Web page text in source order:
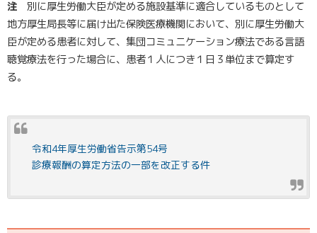
注 別に厚生労働大臣が定める施設基準に適合しているものとして
地方厚生局長等に届け出た保険医療機関において、別に厚生労働大
臣が定める患者に対して、集団コミュニケーション療法である言語
聴覚療法を行った場合に、患者１人につき１日３単位まで算定す
る。
令和4年厚生労働省告示第54号
診療報酬の算定方法の一部を改正する件